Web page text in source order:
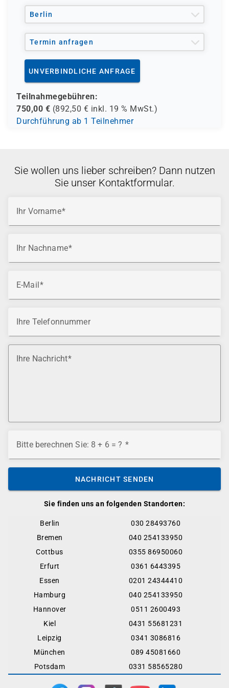
Berlin
Termin anfragen
UNVERBINDLICHE ANFRAGE
Teilnahmegebühren:
750,00 € (892,50 € inkl. 19 % MwSt.)
Durchführung ab 1 Teilnehmer
Sie finden uns an folgenden Standorten:
Berlin
030 28493760
Bremen
040 254133950
Cottbus
0355 86950060
Erfurt
0361 6443395
Essen
0201 24344410
Hamburg
040 254133950
Hannover
0511 2600493
Kiel
0431 55681231
Leipzig
0341 3086816
München
089 45081660
Potsdam
0331 58565280
Sie wollen uns lieber schreiben? Dann nutzen
Sie unser Kontaktformular.
Ihr Vorname
Ihr Nachname
E-Mail
Ihre Telefonnummer
Ihre Nachricht
Bitte berechnen Sie: 8 + 6 = ?
NACHRICHT SENDEN